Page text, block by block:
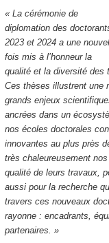
« La cérémonie de
diplomation des
2023 et 2024 a une
fois mis à l’honneur la
qualité et la diversité des
Ces thèses illustrent une
grands enjeux
ancrées dans un
nos écoles doctorales
innovantes au plus près
très chaleureusement
qualité de leurs travaux,
aussi pour la recherche
travers ces nouveaux
rayonne : encadrants,
partenaires. »